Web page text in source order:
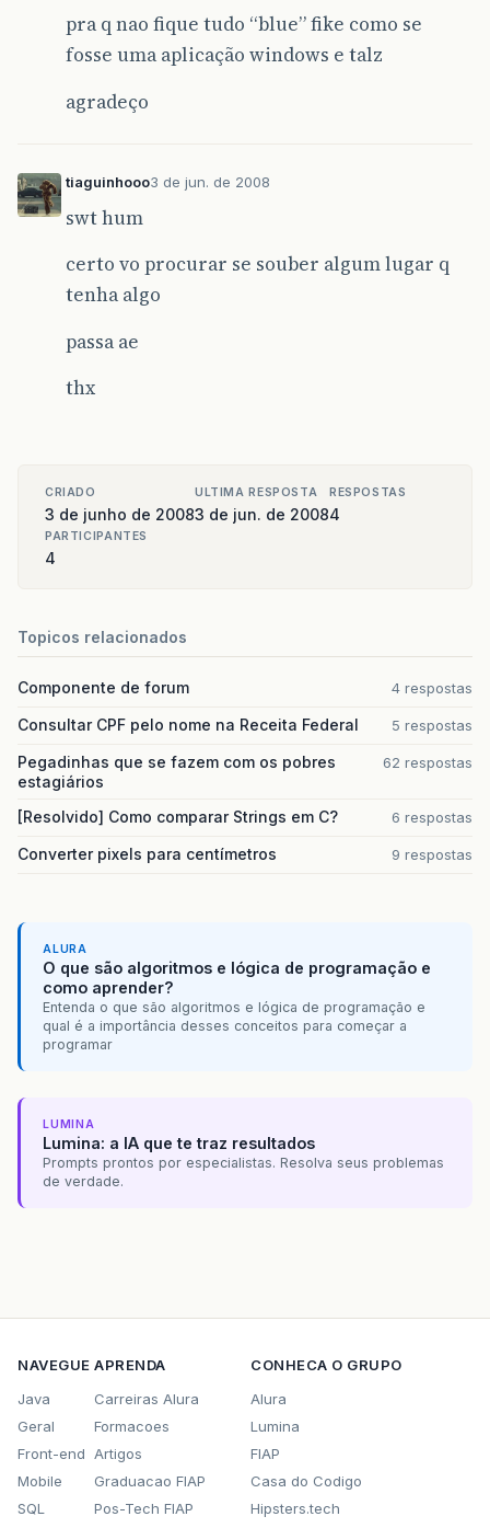
pra q nao fique tudo “blue” fike como se
fosse uma aplicação windows e talz
agradeço
tiaguinhooo3 de jun. de 2008
swt hum
certo vo procurar se souber algum lugar q
tenha algo
passa ae
thx
CRIADO
3 de junho de 2008
ULTIMA RESPOSTA
3 de jun. de 2008
RESPOSTAS
4
PARTICIPANTES
4
Topicos relacionados
Componente de forum 4 respostas
Consultar CPF pelo nome na Receita Federal 5 respostas
Pegadinhas que se fazem com os pobres
estagiários
62 respostas
[Resolvido] Como comparar Strings em C? 6 respostas
Converter pixels para centímetros 9 respostas
ALURA
O que são algoritmos e lógica de programação e
como aprender?
Entenda o que são algoritmos e lógica de programação e
qual é a importância desses conceitos para começar a
programar
LUMINA
Lumina: a IA que te traz resultados
Prompts prontos por especialistas. Resolva seus problemas
de verdade.
NAVEGUE
Java
Geral
Front-end
Mobile
SQL
APRENDA
Carreiras Alura
Formacoes
Artigos
Graduacao FIAP
Pos-Tech FIAP
CONHECA O GRUPO
Alura
Lumina
FIAP
Casa do Codigo
Hipsters.tech